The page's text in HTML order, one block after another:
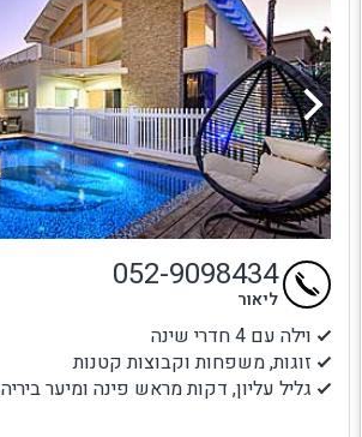
וילה עם 4 חדרי שינה
זוגות, משפחות וקבוצות קטנות
גליל עליון, דקות מראש פינה ומיער ביריה
052-9098434
ליאור